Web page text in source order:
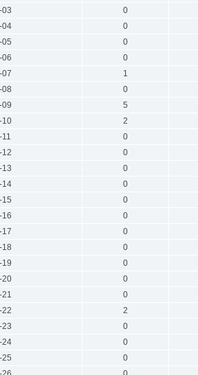
03
0
04
0
05
0
06
0
07
1
08
0
09
5
10
2
0
12
0
13
0
14
0
15
0
16
0
17
0
18
0
19
0
20
0
21
0
22
2
23
0
24
0
25
0